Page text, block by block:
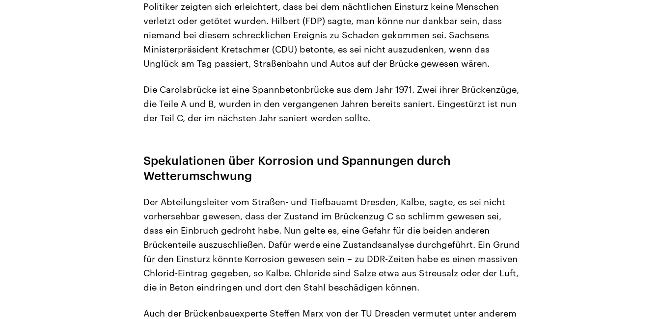
Politiker zeigten sich erleichtert, dass bei dem nächtlichen Einsturz keine Menschen
verletzt oder getötet wurden. Hilbert (FDP) sagte, man könne nur dankbar sein, dass
niemand bei diesem schrecklichen Ereignis zu Schaden gekommen sei. Sachsens
Ministerpräsident Kretschmer (CDU) betonte, es sei nicht auszudenken, wenn das
Unglück am Tag passiert, Straßenbahn und Autos auf der Brücke gewesen wären.
Die Carolabrücke ist eine Spannbetonbrücke aus dem Jahr 1971. Zwei ihrer Brückenzüge,
die Teile A und B, wurden in den vergangenen Jahren bereits saniert. Eingestürzt ist nun
der Teil C, der im nächsten Jahr saniert werden sollte.
Spekulationen über Korrosion und Spannungen durch
Wetterumschwung
Der Abteilungsleiter vom Straßen- und Tiefbauamt Dresden, Kalbe, sagte, es sei nicht
vorhersehbar gewesen, dass der Zustand im Brückenzug C so schlimm gewesen sei,
dass ein Einbruch gedroht habe. Nun gelte es, eine Gefahr für die beiden anderen
Brückenteile auszuschließen. Dafür werde eine Zustandsanalyse durchgeführt. Ein Grund
für den Einsturz könnte Korrosion gewesen sein – zu DDR-Zeiten habe es einen massiven
Chlorid-Eintrag gegeben, so Kalbe. Chloride sind Salze etwa aus Streusalz oder der Luft,
die in Beton eindringen und dort den Stahl beschädigen können.
Auch der Brückenbauexperte Steffen Marx von der TU Dresden vermutet unter anderem